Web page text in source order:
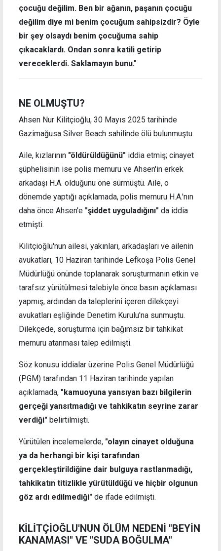
çocuğu değilim. Ben bir ağanın, paşanın çocuğu
değilim diye mi benim çocuğum sahipsizdir? Öyle
bir şey olsaydı benim çocuğuma sahip
çıkacaklardı. Ondan sonra katili getirip
vereceklerdi. Saklamayın bunu."
NE OLMUŞTU?
Ahsen Nur Kilitçioğlu, 30 Mayıs 2025 tarihinde
Gazimağusa Silver Beach sahilinde ölü bulunmuştu.
Aile, kızlarının "öldürüldüğünü" iddia etmiş; cinayet
şüphelisinin ise polis memuru ve Ahsen'in erkek
arkadaşı H.A. olduğunu öne sürmüştü. Aile, o
dönemde yaptığı açıklamada, polis memuru H.A.'nın
daha önce Ahsen'e "şiddet uyguladığını" da iddia
etmişti.
Kilitçioğlu'nun ailesi, yakınları, arkadaşları ve ailenin
avukatları, 10 Haziran tarihinde Lefkoşa Polis Genel
Müdürlüğü önünde toplanarak soruşturmanın etkin ve
tarafsız yürütülmesi talebiyle önce basın açıklaması
yapmış, ardından da taleplerini içeren dilekçeyi
avukatları eşliğinde Denetim Kurulu'na sunmuştu.
Dilekçede, soruşturma için bağımsız bir tahkikat
memuru atanması talep edilmişti.
Söz konusu iddialar üzerine Polis Genel Müdürlüğü
(PGM) tarafından 11 Haziran tarihinde yapılan
açıklamada, "kamuoyuna yansıyan bazı bilgilerin
gerçeği yansıtmadığı ve tahkikatın seyrine zarar
verdiği" belirtilmişti.
Yürütülen incelemelerde, "olayın cinayet olduğuna
ya da herhangi bir kişi tarafından
gerçekleştirildiğine dair bulguya rastlanmadığı,
tahkikatın titizlikle yürütüldüğü ve hiçbir olgunun
göz ardı edilmediği" de ifade edilmişti.
KİLİTÇİOĞLU'NUN ÖLÜM NEDENİ "BEYİN
KANAMASI" VE "SUDA BOĞULMA"